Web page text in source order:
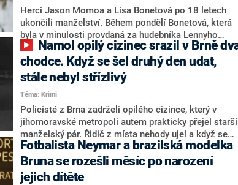
Herci Jason Momoa a Lisa Bonetová po 18 letech
ukončili manželství. Během pondělí Bonetová, která
byla v minulosti provdaná za hudebníka Lennyho
Kravitze, podala žádost a už druhý den bylo vše
vyřešeno.
chodce. Když se šel druhý den udat,
stále nebyl střízlivý
Téma: Krimi
Policisté z Brna zadrželi opilého cizince, který v
jihomoravské metropoli autem prakticky přejel starší
manželský pár. Řidič z místa nehody ujel a když se
druhý den přišel dobrovolně nahlásit strážníkům, byl
stále ještě pod vlivem.
Fotbalista Neymar a brazilská modelka
Bruna se rozešli měsíc po narození
jejich dítěte